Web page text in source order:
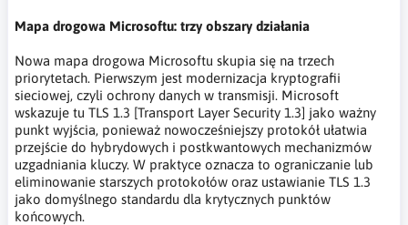
Mapa drogowa Microsoftu: trzy obszary działania
Nowa mapa drogowa Microsoftu skupia się na trzech
priorytetach. Pierwszym jest modernizacja kryptografii
sieciowej, czyli ochrony danych w transmisji. Microsoft
wskazuje tu TLS 1.3 [Transport Layer Security 1.3] jako ważny
punkt wyjścia, ponieważ nowocześniejszy protokół ułatwia
przejście do hybrydowych i postkwantowych mechanizmów
uzgadniania kluczy. W praktyce oznacza to ograniczanie lub
eliminowanie starszych protokołów oraz ustawianie TLS 1.3
jako domyślnego standardu dla krytycznych punktów
końcowych.